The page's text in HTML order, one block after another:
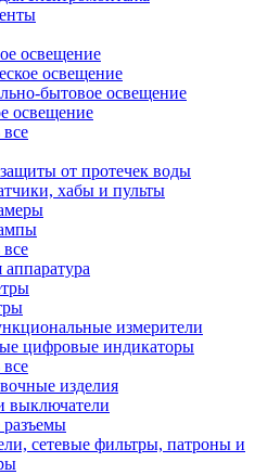
освещение
освещение
бытовое освещение
освещение
все
от протечек воды
хабы и пульты
все
измерители
цифровые индикаторы
все
изделия
выключатели
сетевые фильтры, патроны и